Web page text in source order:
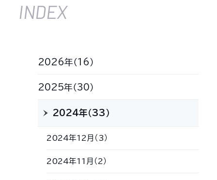
INDEX
2026年（16）
2025年（30）
2024年（33）
2024年12月（3）
2024年11月（2）